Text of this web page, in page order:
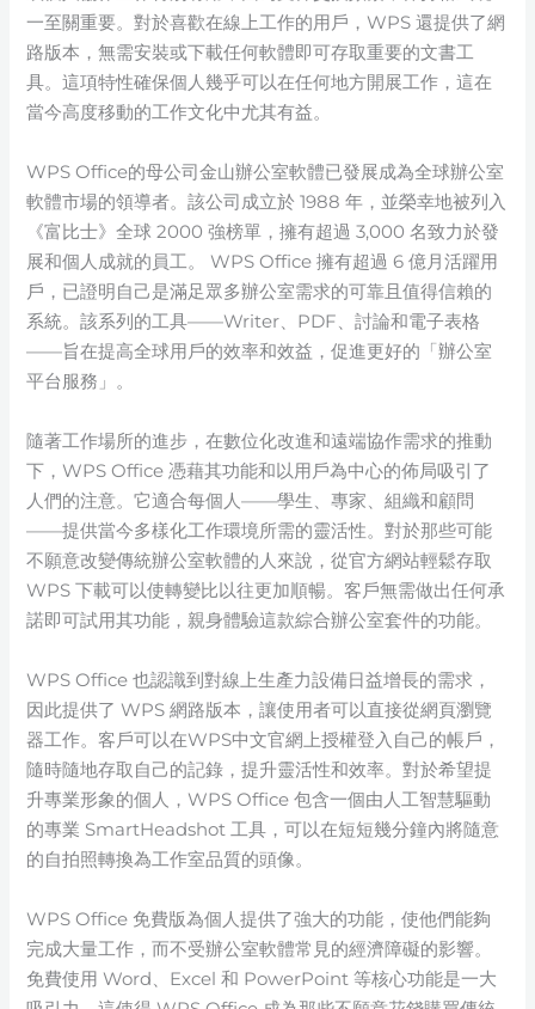
一至關重要。對於喜歡在線上工作的用戶，WPS 還提供了網
路版本，無需安裝或下載任何軟體即可存取重要的文書工
具。這項特性確保個人幾乎可以在任何地方開展工作，這在
當今高度移動的工作文化中尤其有益。
WPS Office的母公司金山辦公室軟體已發展成為全球辦公室
軟體市場的領導者。該公司成立於 1988 年，並榮幸地被列入
《富比士》全球 2000 強榜單，擁有超過 3,000 名致力於發
展和個人成就的員工。 WPS Office 擁有超過 6 億月活躍用
戶，已證明自己是滿足眾多辦公室需求的可靠且值得信賴的
系統。該系列的工具——Writer、PDF、討論和電子表格
——旨在提高全球用戶的效率和效益，促進更好的「辦公室
平台服務」。
隨著工作場所的進步，在數位化改進和遠端協作需求的推動
下，WPS Office 憑藉其功能和以用戶為中心的佈局吸引了
人們的注意。它適合每個人——學生、專家、組織和顧問
——提供當今多樣化工作環境所需的靈活性。對於那些可能
不願意改變傳統辦公室軟體的人來說，從官方網站輕鬆存取
WPS 下載可以使轉變比以往更加順暢。客戶無需做出任何承
諾即可試用其功能，親身體驗這款綜合辦公室套件的功能。
WPS Office 也認識到對線上生產力設備日益增長的需求，
因此提供了 WPS 網路版本，讓使用者可以直接從網頁瀏覽
器工作。客戶可以在WPS中文官網上授權登入自己的帳戶，
隨時隨地存取自己的記錄，提升靈活性和效率。對於希望提
升專業形象的個人，WPS Office 包含一個由人工智慧驅動
的專業 SmartHeadshot 工具，可以在短短幾分鐘內將隨意
的自拍照轉換為工作室品質的頭像。
WPS Office 免費版為個人提供了強大的功能，使他們能夠
完成大量工作，而不受辦公室軟體常見的經濟障礙的影響。
免費使用 Word、Excel 和 PowerPoint 等核心功能是一大